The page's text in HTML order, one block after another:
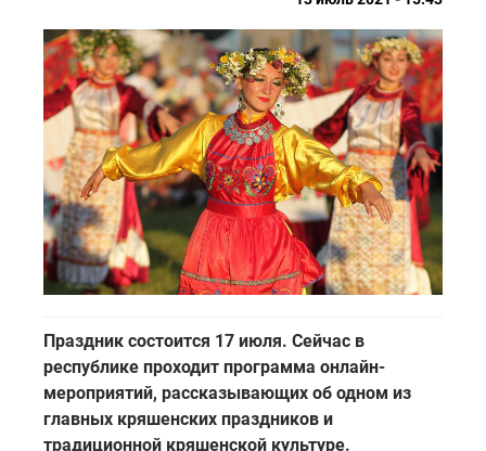
Праздник состоится 17 июля. Сейчас в
республике проходит программа онлайн-
мероприятий, рассказывающих об одном из
главных кряшенских праздников и
традиционной кряшенской культуре.